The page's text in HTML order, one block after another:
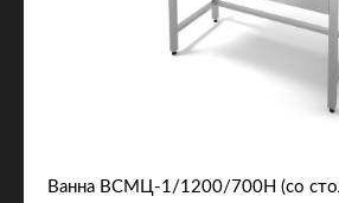
Ванна ВСМЦ-1/1200/700Н (со